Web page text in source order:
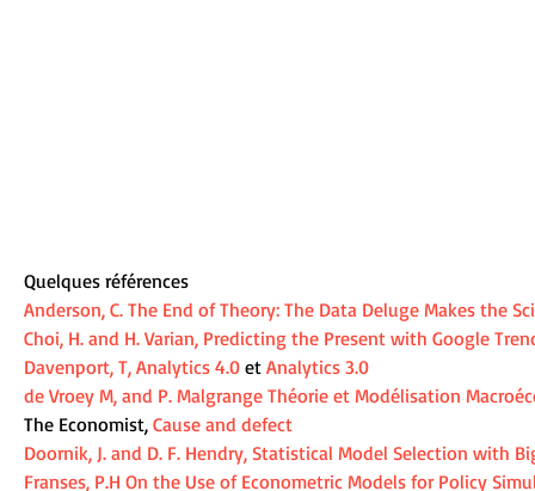
Quelques références
Anderson, C. The End of Theory: The Data Deluge Makes the
Choi, H. and H. Varian, Predicting the Present with Google
Davenport, T, Analytics 4.0 et Analytics 3.0
de Vroey M, and P. Malgrange Théorie et Modélisation
The Economist, Cause and defect
Doornik, J. and D. F. Hendry, Statistical Model Selection with
Franses, P.H On the Use of Econometric Models for Policy